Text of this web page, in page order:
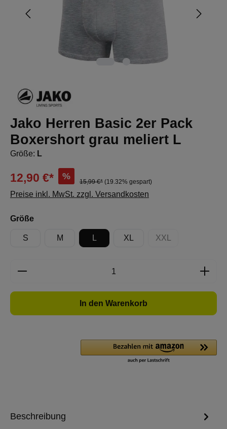
Jako Herren Basic 2er Pack
Boxershort grau meliert L
Größe: L
12,90 €* %
15,99 €* (19.32% gespart)
Preise inkl. MwSt. zzgl. Versandkosten
Größeauswählen
S M L XL XXL
(Diese Option ist
Produkt Anzahl: Gib den gewünschten
In den Warenkorb
Beschreibung